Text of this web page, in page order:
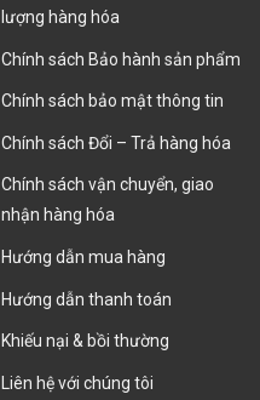
lượng hàng hóa
Chính sách Bảo hành sản phẩm
Chính sách bảo mật thông tin
Chính sách Đổi – Trả hàng hóa
Chính sách vận chuyển, giao
nhận hàng hóa
Hướng dẫn mua hàng
Hướng dẫn thanh toán
Khiếu nại & bồi thường
Liên hệ với chúng tôi